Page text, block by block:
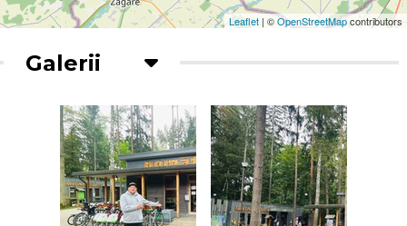
Leaflet | ©OpenStreetMapcontributors
Galerii